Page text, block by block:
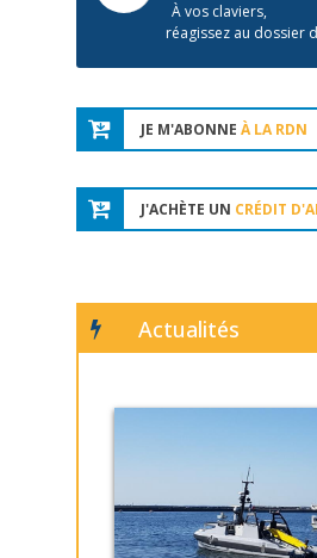
À vos claviers,
réagissez au dossier
JE M'ABONNE À LA RDN
J'ACHÈTE UN CRÉDIT
Actualités